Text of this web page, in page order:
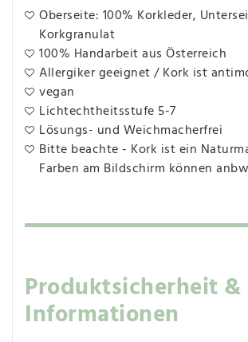
Oberseite: 100% Korkleder,
Korkgranulat
100% Handarbeit aus Österreich
Allergiker geeignet / Kork ist
vegan
Lichtechtheitsstufe 5-7
Lösungs- und Weichmacherfrei
Bitte beachte - Kork ist ein
Farben am Bildschirm können
Produktsicherheit &
Informationen